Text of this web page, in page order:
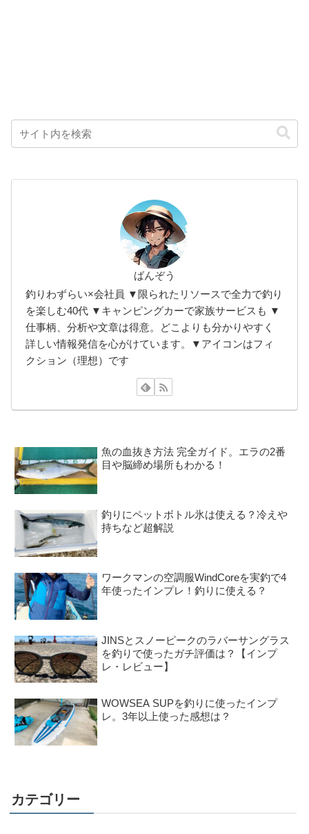
ばんぞう
釣りわずらい×会社員 ▼限られたリソースで全力で釣り
を楽しむ40代 ▼キャンピングカーで家族サービスも ▼
仕事柄、分析や文章は得意。どこよりも分かりやすく
詳しい情報発信を心がけています。▼アイコンはフィ
クション（理想）です
魚の血抜き方法 完全ガイド。エラの2番
目や脳締め場所もわかる！
釣りにペットボトル氷は使える？冷えや
持ちなど超解説
ワークマンの空調服WindCoreを実釣で4
年使ったインプレ！釣りに使える？
JINSとスノーピークのラバーサングラス
を釣りで使ったガチ評価は？【インプ
レ・レビュー】
WOWSEA SUPを釣りに使ったインプ
レ。3年以上使った感想は？
カテゴリー